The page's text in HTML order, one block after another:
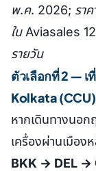
พ.ค. 2026; ราค
ใน Aviasales
รายวัน
ตัวเลือกที่ 2 — เ
Kolkata
หากเดินทางนอ
เครื่องผ่านเมือง
BKK → DEL →